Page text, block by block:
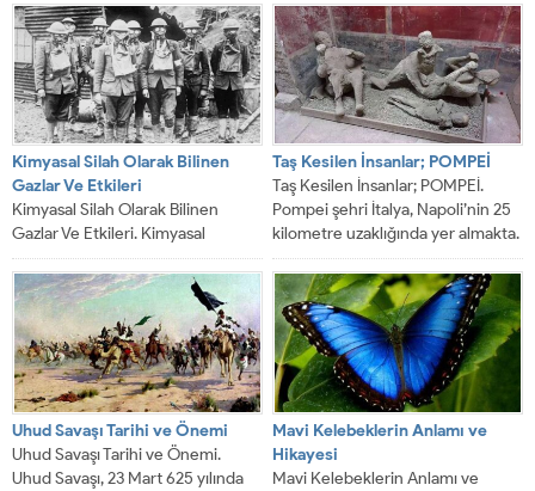
ana...
Devleti...
Kimyasal Silah Olarak Bilinen
Gazlar Ve Etkileri
Kimyasal Silah Olarak Bilinen
Gazlar Ve Etkileri. Kimyasal
silahların kullanımı ilk olarak 1.
Dünya savaşında...
Taş Kesilen İnsanlar; POMPEİ
Taş Kesilen İnsanlar; POMPEİ.
Pompei şehri İtalya, Napoli’nin 25
kilometre uzaklığında yer almakta.
Bu şehir...
Uhud Savaşı Tarihi ve Önemi
Uhud Savaşı Tarihi ve Önemi.
Uhud Savaşı, 23 Mart 625 yılında
Mavi Kelebeklerin Anlamı ve
Hikayesi
Mavi Kelebeklerin Anlamı ve